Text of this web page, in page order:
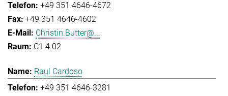
+49 351 4646-4672
+49 351 4646-4602
Christin.Butter@...
C1.4.02
Raul Cardoso
+49 351 4646-3281